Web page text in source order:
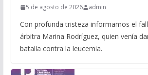
5 de agosto de 2026 admin
Con profunda tristeza informamos el
árbitra Marina Rodríguez, quien venía
batalla contra la leucemia.